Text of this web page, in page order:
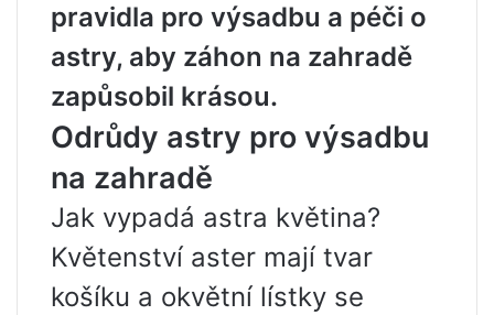
pravidla pro výsadbu a péči o
astry, aby záhon na zahradě
zapůsobil krásou.
Odrůdy astry pro výsadbu
na zahradě
Jak vypadá astra květina?
Květenství aster mají tvar
košíku a okvětní lístky se